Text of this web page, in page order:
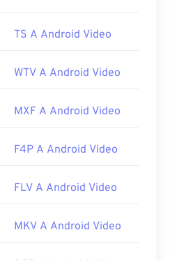
TS A Android Video
WTV A Android Video
MXF A Android Video
F4P A Android Video
FLV A Android Video
MKV A Android Video